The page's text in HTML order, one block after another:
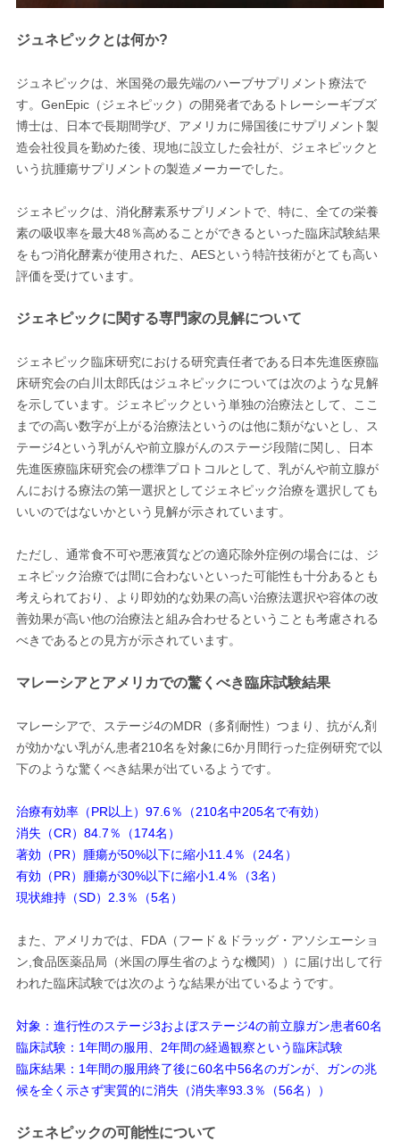
ジュネピックとは何か?
ジュネピックは、米国発の最先端のハーブサプリメント療法で
す。GenEpic（ジェネピック）の開発者であるトレーシーギブズ
博士は、日本で長期間学び、アメリカに帰国後にサプリメント製
造会社役員を勤めた後、現地に設立した会社が、ジェネピックと
いう抗腫瘍サプリメントの製造メーカーでした。
ジェネピックは、消化酵素系サプリメントで、特に、全ての栄養
素の吸収率を最大48％高めることができるといった臨床試験結果
をもつ消化酵素が使用された、AESという特許技術がとても高い
評価を受けています。
ジェネピックに関する専門家の見解について
ジェネピック臨床研究における研究責任者である日本先進医療臨
床研究会の白川太郎氏はジュネピックについては次のような見解
を示しています。ジェネピックという単独の治療法として、ここ
までの高い数字が上がる治療法というのは他に類がないとし、ス
テージ4という乳がんや前立腺がんのステージ段階に関し、日本
先進医療臨床研究会の標準プロトコルとして、乳がんや前立腺が
んにおける療法の第一選択としてジェネピック治療を選択しても
いいのではないかという見解が示されています。
ただし、通常食不可や悪液質などの適応除外症例の場合には、ジ
ェネピック治療では間に合わないといった可能性も十分あるとも
考えられており、より即効的な効果の高い治療法選択や容体の改
善効果が高い他の治療法と組み合わせるということも考慮される
べきであるとの見方が示されています。
マレーシアとアメリカでの驚くべき臨床試験結果
マレーシアで、ステージ4のMDR（多剤耐性）つまり、抗がん剤
が効かない乳がん患者210名を対象に6か月間行った症例研究で以
下のような驚くべき結果が出ているようです。
治療有効率（PR以上）97.6％（210名中205名で有効）
消失（CR）84.7％（174名）
著効（PR）腫瘍が50%以下に縮小11.4％（24名）
有効（PR）腫瘍が30%以下に縮小1.4％（3名）
現状維持（SD）2.3％（5名）
また、アメリカでは、FDA（フード＆ドラッグ・アソシエーショ
ン,食品医薬品局（米国の厚生省のような機関））に届け出して行
われた臨床試験では次のような結果が出ているようです。
対象：進行性のステージ3およぼステージ4の前立腺ガン患者60名
臨床試験：1年間の服用、2年間の経過観察という臨床試験
臨床結果：1年間の服用終了後に60名中56名のガンが、ガンの兆
候を全く示さず実質的に消失（消失率93.3％（56名））
ジェネピックの可能性について